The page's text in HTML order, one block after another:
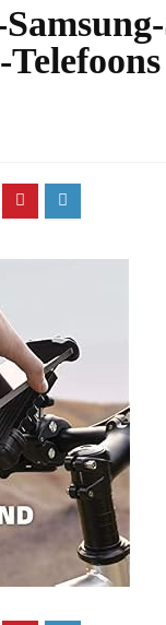
Telefoons